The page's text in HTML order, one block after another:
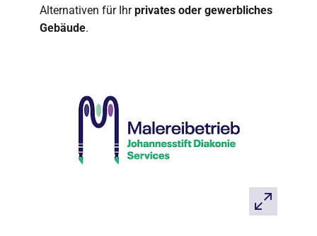
Alternativen für Ihrprivates oder gewerbliches
Gebäude.